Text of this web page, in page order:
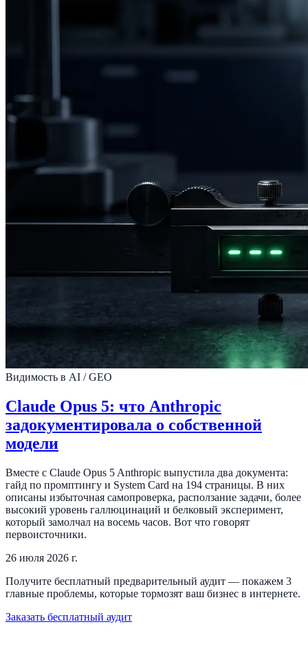
Видимость в AI / GEO
Claude Opus 5: что Anthropic
задокументировала о собственной
модели
Вместе с Claude Opus 5 Anthropic выпустила два документа:
гайд по промптингу и System Card на 194 страницы. В них
описаны избыточная самопроверка, расползание задачи, более
высокий уровень галлюцинаций и белковый эксперимент,
который замолчал на восемь часов. Вот что говорят
первоисточники.
26 июля 2026 г.
Получите бесплатный предварительный аудит — покажем 3
главные проблемы, которые тормозят ваш бизнес в интернете.
Заказать бесплатный аудит